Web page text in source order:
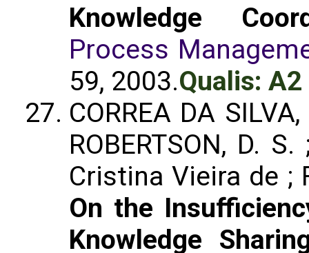
Knowledge
Process
59, 2003.Qualis: A2
CORREA DA
ROBERTSON, D.
Cristina Vieira de ;
On the
Knowledge